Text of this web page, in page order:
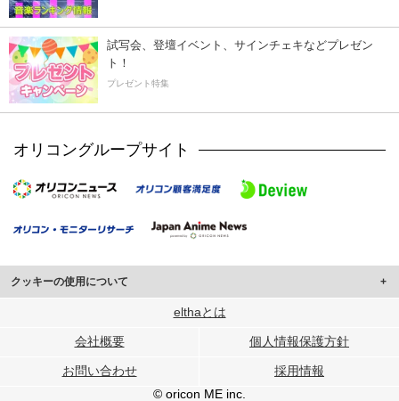
試写会、登壇イベント、サインチェキなどプレゼン
ト！
プレゼント特集
オリコングループサイト
クッキーの使用について
このサイトでは Cookie を使用して、ユーザーに合わせたコンテンツや広告の
行っています。
メディアや広告配信、データ解析の各パートナーに提供しています。
各パートナーは、この情報とユーザーが各パートナーに提供した他の情報や、
elthaとは
会社概要 個人情報保護方針
お問い合わせ
採用情報
© oricon ME inc.